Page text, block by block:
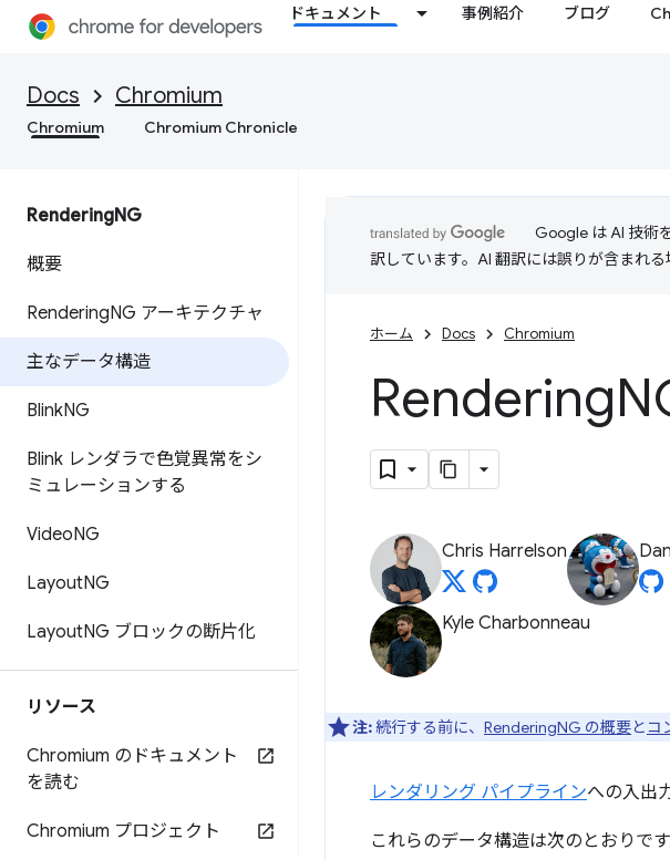
ドキュメント 事例紹介 ブログ
Docs Chromium
Chromium Chromium Chronicle
RenderingNG
概要
RenderingNG アーキテクチャ
主なデータ構造
BlinkNG
Blink レンダラで色覚異常をシ
ミュレーションする
VideoNG
LayoutNG
LayoutNG ブロックの断片化
リソース
Chromium のドキュメント
を読む
Chromium プロジェクト
Google は AI 技術
訳しています。AI 翻訳には誤りが含まれる
ホーム Docs Chromium
Rendering
Chris Harrelson
Kyle Charbonneau
注:続行する前に、 RenderingNG の概要とコ
レンダリング パイプラインへの入出
これらのデータ構造は次のとおりです